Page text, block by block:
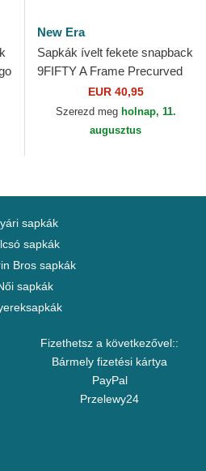
New Era
Sapkák ívelt fekete snapback
9FIFTY A Frame Precurved
Hardwood Classics Chicago
Bulls NBA New Era
EUR 40,95
Szerezd meg holnap, 11.
augusztus
sapkák
sapkák
Bros sapkák
sapkák
Fizethetsz a következővel::
Bármely fizetési kártya
PayPal
Przelewy24